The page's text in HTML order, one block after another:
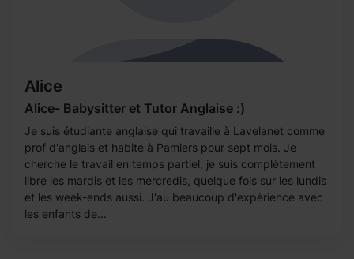
Alice
Alice- Babysitter et Tutor Anglaise :)
Je suis étudiante anglaise qui travaille à Lavelanet comme
prof d'anglais et habite à Pamiers pour sept mois. Je
cherche le travail en temps partiel, je suis complètement
libre les mardis et les mercredis, quelque fois sur les lundis
et les week-ends aussi. J'au beaucoup d'expèrience avec
les enfants de...